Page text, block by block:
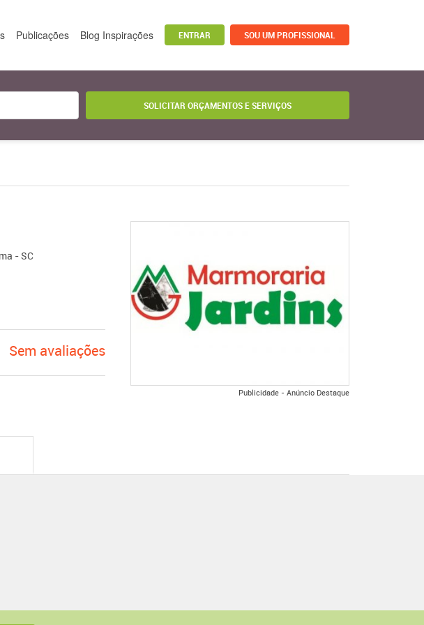
ENTRAR SOU UM PROFISSIONAL
Publicações Blog Inspirações
- SC
Sem avaliações
Publicidade - Anúncio Destaque